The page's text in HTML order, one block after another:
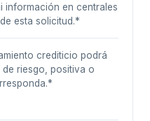
información en centrales
esta solicitud.*
crediticio podrá
riesgo, positiva o
*